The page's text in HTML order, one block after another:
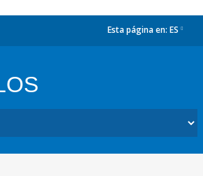
Esta página en: ES